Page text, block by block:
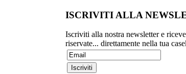
ISCRIVITI ALLA
Iscriviti alla nostra newsletter e
riservate... direttamente nella tua